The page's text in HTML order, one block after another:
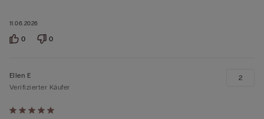
11.06.2026
0 0
Mit
Ellen E
Verifizierter Käufer
2